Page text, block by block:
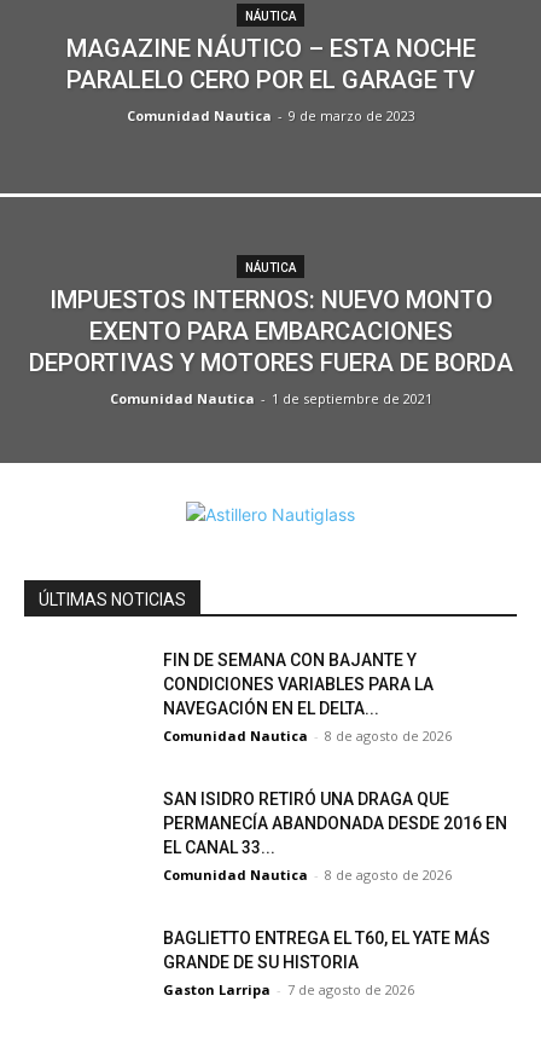
NÁUTICA
MAGAZINE NÁUTICO – ESTA NOCHE
PARALELO CERO POR EL GARAGE TV
Comunidad Nautica - 9 de marzo de 2023
NÁUTICA
IMPUESTOS INTERNOS: NUEVO MONTO
EXENTO PARA EMBARCACIONES
DEPORTIVAS Y MOTORES FUERA DE BORDA
Comunidad Nautica - 1 de septiembre de 2021
ÚLTIMAS NOTICIAS
FIN DE SEMANA CON BAJANTE Y
CONDICIONES VARIABLES PARA LA
NAVEGACIÓN EN EL DELTA...
Comunidad Nautica - 8 de agosto de 2026
SAN ISIDRO RETIRÓ UNA DRAGA QUE
PERMANECÍA ABANDONADA DESDE 2016 EN
EL CANAL 33...
Comunidad Nautica - 8 de agosto de 2026
BAGLIETTO ENTREGA EL T60, EL YATE MÁS
GRANDE DE SU HISTORIA
Gaston Larripa - 7 de agosto de 2026